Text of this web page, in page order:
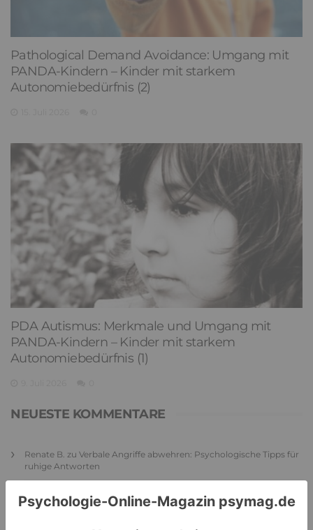
Pathological Demand Avoidance: Umgang mit
PANDA-Kindern – Kinder mit starkem
Autonomiebedürfnis (2)
PDA Autismus: Merkmale und Umgang mit
PANDA-Kindern – Kinder mit starkem
Autonomiebedürfnis (1)
NEUESTE KOMMENTARE
Renate B. zu Verbale Angriffe abwehren: Psychologische Tipps für
ruhige Antworten
HaBa zu
Verbale Angriffe abwehren: Psychologische Tipps für
ruhige Antworten